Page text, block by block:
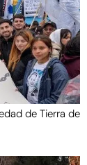
de Tierra de